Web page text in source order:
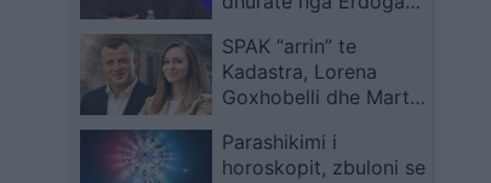
mënyra e transportit
në Shqipëri
SPAK “arrin” te
Kadastra, Lorena
Goxhobelli dhe Martin
dyshimeve për
tjetërsimin pronash
Parashikimi i
horoskopit, zbuloni se